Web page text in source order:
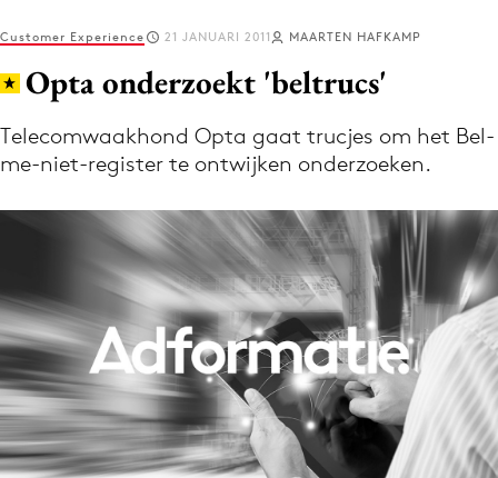
Log in
Download de app
Volg het laatste nieuws via de Adformatie
Menu
Home
9 sept: GenAI-training
Customer Experience 21 JANUARI 2011 MAARTEN HAFKAMP
Opta onderzoekt 'beltrucs'
Telecomwaakhond Opta gaat trucjes om het Bel-
me-niet-register te ontwijken onderzoeken.